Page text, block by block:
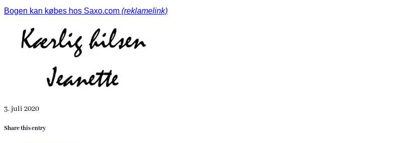
Bogen kan købes hos Saxo.com (reklamelink)
3. juli 2020
Share this entry